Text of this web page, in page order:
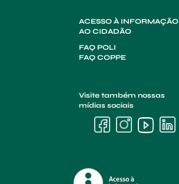
ACESSO À INFORMAÇÃO
AO CIDADÃO
FAQ POLI
FAQ COPPE
Visite também nossas
mídias sociais